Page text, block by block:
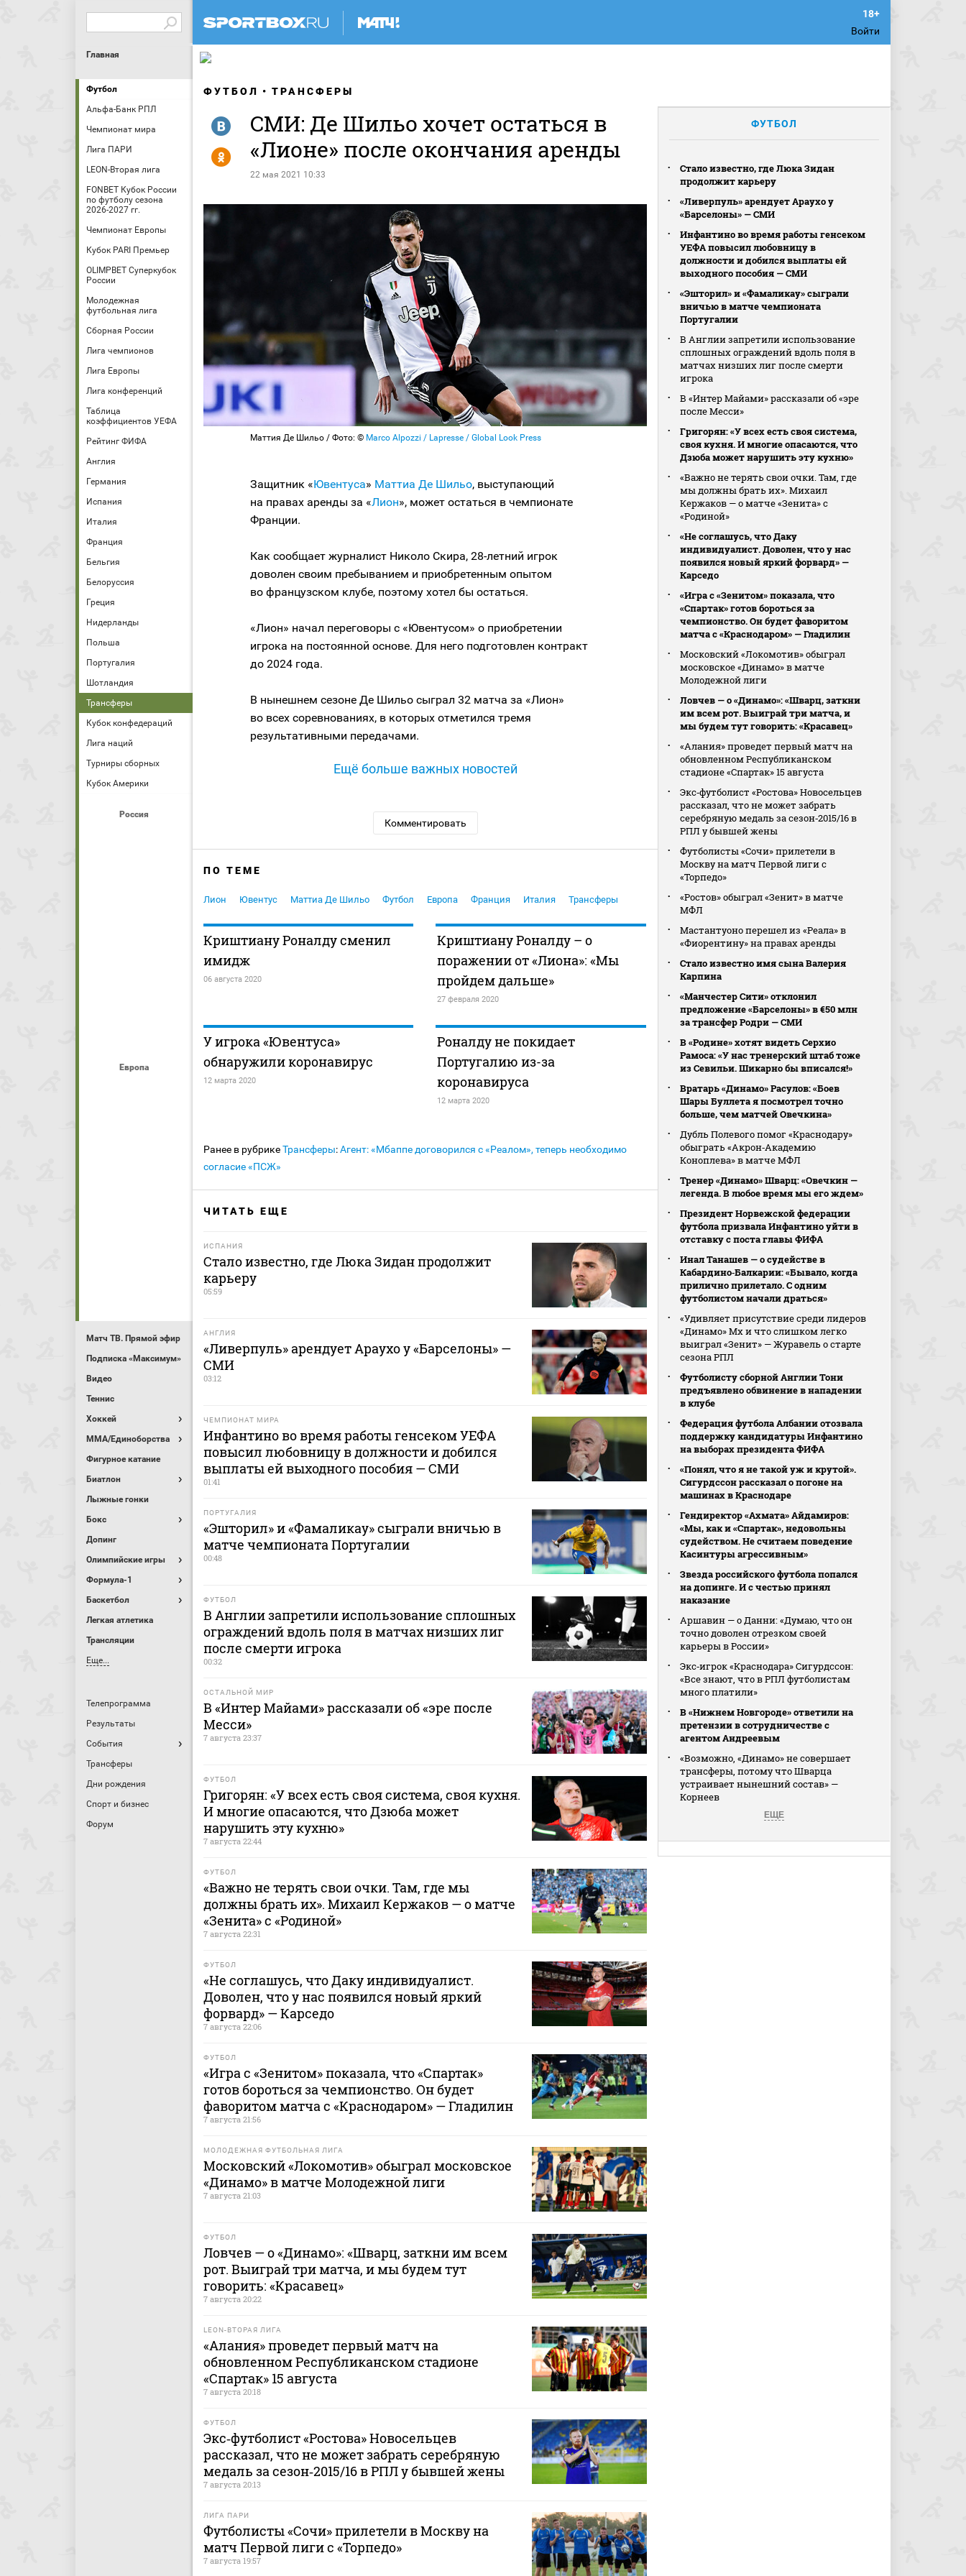
Войти
Главная
Футбол
Альфа-Банк РПЛ
Чемпионат мира
Лига ПАРИ
LEON-Вторая лига
FONBET Кубок России
по футболу сезона
2026-2027 гг.
Чемпионат Европы
Кубок PARI Премьер
OLIMPBET Суперкубок
России
Молодежная
футбольная лига
Сборная России
Лига чемпионов
Лига Европы
Лига конференций
Таблица
коэффициентов УЕФА
Рейтинг ФИФА
Англия
Германия
Испания
Италия
Франция
Бельгия
Белоруссия
Греция
Нидерланды
Польша
Португалия
Шотландия
Трансферы
Кубок конфедераций
Лига наций
Турниры сборных
Кубок Америки
Россия
Европа
Матч ТВ. Прямой эфир
Подписка «Максимум»
Видео
Теннис
Хоккей
MMA/Единоборства
Фигурное катание
Биатлон
Лыжные гонки
Бокс
Допинг
Олимпийские игры
Формула-1
Баскетбол
Легкая атлетика
Трансляции
Еще...
Телепрограмма
Результаты
События
Трансферы
Дни рождения
Спорт и бизнес
Форум
ФУТБОЛ ТРАНСФЕРЫ
СМИ: Де Шильо хочет остаться в
«Лионе» после окончания аренды
22 мая 2021 10:33
R
Y
Маттия Де Шильо / Фото: © Marco Alpozzi / Lapresse / Global Look Press
Защитник «Ювентуса» Маттиа Де Шильо, выступающий
на правах аренды за «Лион», может остаться в чемпионате
Франции.
Как сообщает журналист Николо Скира, 28-летний игрок
доволен своим пребыванием и приобретенным опытом
во французском клубе, поэтому хотел бы остаться.
«Лион» начал переговоры с «Ювентусом» о приобретении
игрока на постоянной основе. Для него подготовлен контракт
до 2024 года.
В нынешнем сезоне Де Шильо сыграл 32 матча за «Лион»
во всех соревнованиях, в которых отметился тремя
результативными передачами.
Ещё больше важных новостей
Комментировать
ПО ТЕМЕ
Лион Ювентус Маттиа Де Шильо Футбол Европа Франция Италия Трансферы
Криштиану Роналду сменил
имидж
06 августа 2020
Криштиану Роналду – о
поражении от «Лиона»: «Мы
пройдем дальше»
27 февраля 2020
У игрока «Ювентуса»
обнаружили коронавирус
12 марта 2020
Роналду не покидает
Португалию из-за
коронавируса
12 марта 2020
Ранее в рубрикеТрансферы:Агент: «Мбаппе договорился с «Реалом», теперь необходимо
согласие «ПСЖ»
ЧИТАТЬ ЕЩЕ
ИСПАНИЯ
Стало известно, где Люка Зидан продолжит
карьеру
05:59
АНГЛИЯ
«Ливерпуль» арендует Араухо у «Барселоны» —
СМИ
03:12
ЧЕМПИОНАТ МИРА
Инфантино во время работы генсеком УЕФА
повысил любовницу в должности и добился
выплаты ей выходного пособия — СМИ
01:41
ПОРТУГАЛИЯ
«Эшторил» и «Фамаликау» сыграли вничью в
матче чемпионата Португалии
00:48
ФУТБОЛ
В Англии запретили использование сплошных
ограждений вдоль поля в матчах низших лиг
после смерти игрока
00:32
ОСТАЛЬНОЙ МИР
В «Интер Майами» рассказали об «эре после
Месси»
7 августа 23:37
ФУТБОЛ
Григорян: «У всех есть своя система, своя кухня.
И многие опасаются, что Дзюба может
нарушить эту кухню»
7 августа 22:44
ФУТБОЛ
«Важно не терять свои очки. Там, где мы
должны брать их». Михаил Кержаков — о матче
«Зенита» с «Родиной»
7 августа 22:31
ФУТБОЛ
«Не соглашусь, что Даку индивидуалист.
Доволен, что у нас появился новый яркий
форвард» — Карседо
7 августа 22:06
ФУТБОЛ
«Игра с «Зенитом» показала, что «Спартак»
готов бороться за чемпионство. Он будет
фаворитом матча с «Краснодаром» — Гладилин
7 августа 21:56
МОЛОДЕЖНАЯ ФУТБОЛЬНАЯ ЛИГА
Московский «Локомотив» обыграл московское
«Динамо» в матче Молодежной лиги
7 августа 21:03
ФУТБОЛ
Ловчев — о «Динамо»: «Шварц, заткни им всем
рот. Выиграй три матча, и мы будем тут
говорить: «Красавец»
7 августа 20:22
LEON-ВТОРАЯ ЛИГА
«Алания» проведет первый матч на
обновленном Республиканском стадионе
«Спартак» 15 августа
7 августа 20:18
ФУТБОЛ
Экс‑футболист «Ростова» Новосельцев
рассказал, что не может забрать серебряную
медаль за сезон‑2015/16 в РПЛ у бывшей жены
7 августа 20:13
ЛИГА ПАРИ
Футболисты «Сочи» прилетели в Москву на
матч Первой лиги с «Торпедо»
7 августа 19:57
ФУТБОЛ
Стало известно, где Люка Зидан
продолжит карьеру
«Ливерпуль» арендует Араухо у
«Барселоны» — СМИ
Инфантино во время работы генсеком
УЕФА повысил любовницу в
должности и добился выплаты ей
выходного пособия — СМИ
«Эшторил» и «Фамаликау» сыграли
вничью в матче чемпионата
Португалии
В Англии запретили использование
сплошных ограждений вдоль поля в
матчах низших лиг после смерти
игрока
В «Интер Майами» рассказали об «эре
после Месси»
Григорян: «У всех есть своя система,
своя кухня. И многие опасаются, что
Дзюба может нарушить эту кухню»
«Важно не терять свои очки. Там, где
мы должны брать их». Михаил
Кержаков — о матче «Зенита» с
«Родиной»
«Не соглашусь, что Даку
индивидуалист. Доволен, что у нас
появился новый яркий форвард» —
Карседо
«Игра с «Зенитом» показала, что
«Спартак» готов бороться за
чемпионство. Он будет фаворитом
матча с «Краснодаром» — Гладилин
Московский «Локомотив» обыграл
московское «Динамо» в матче
Молодежной лиги
Ловчев — о «Динамо»: «Шварц, заткни
им всем рот. Выиграй три матча, и
мы будем тут говорить: «Красавец»
«Алания» проведет первый матч на
обновленном Республиканском
стадионе «Спартак» 15 августа
Экс‑футболист «Ростова» Новосельцев
рассказал, что не может забрать
серебряную медаль за сезон‑2015/16 в
РПЛ у бывшей жены
Футболисты «Сочи» прилетели в
Москву на матч Первой лиги с
«Торпедо»
«Ростов» обыграл «Зенит» в матче
МФЛ
Мастантуоно перешел из «Реала» в
«Фиорентину» на правах аренды
Стало известно имя сына Валерия
Карпина
«Манчестер Сити» отклонил
предложение «Барселоны» в €50 млн
за трансфер Родри — СМИ
В «Родине» хотят видеть Серхио
Рамоса: «У нас тренерский штаб тоже
из Севильи. Шикарно бы вписался!»
Вратарь «Динамо» Расулов: «Боев
Шары Буллета я посмотрел точно
больше, чем матчей Овечкина»
Дубль Полевого помог «Краснодару»
обыграть «Акрон‑Академию
Коноплева» в матче МФЛ
Тренер «Динамо» Шварц: «Овечкин —
легенда. В любое время мы его ждем»
Президент Норвежской федерации
футбола призвала Инфантино уйти в
отставку с поста главы ФИФА
Инал Танашев — о судействе в
Кабардино‑Балкарии: «Бывало, когда
прилично прилетало. С одним
футболистом начали драться»
«Удивляет присутствие среди лидеров
«Динамо» Мх и что слишком легко
выиграл «Зенит» — Журавель о старте
сезона РПЛ
Футболисту сборной Англии Тони
предъявлено обвинение в нападении
в клубе
Федерация футбола Албании отозвала
поддержку кандидатуры Инфантино
на выборах президента ФИФА
«Понял, что я не такой уж и крутой».
Сигурдссон рассказал о погоне на
машинах в Краснодаре
Гендиректор «Ахмата» Айдамиров:
«Мы, как и «Спартак», недовольны
судейством. Не считаем поведение
Касинтуры агрессивным»
Звезда российского футбола попался
на допинге. И с честью принял
наказание
Аршавин — о Данни: «Думаю, что он
точно доволен отрезком своей
карьеры в России»
Экс‑игрок «Краснодара» Сигурдссон:
«Все знают, что в РПЛ футболистам
много платили»
В «Нижнем Новгороде» ответили на
претензии в сотрудничестве с
агентом Андреевым
«Возможно, «Динамо» не совершает
трансферы, потому что Шварца
устраивает нынешний состав» —
Корнеев
ЕЩЕ